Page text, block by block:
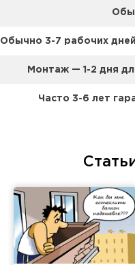
Обычно 3-7 рабочих
Монтаж — 1-2 дня
Часто 3-6 лет